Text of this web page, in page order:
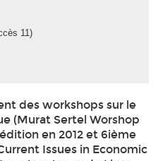
11)
des workshops sur le
(Murat Sertel Worshop
en 2012 et 6ième
Issues in Economic